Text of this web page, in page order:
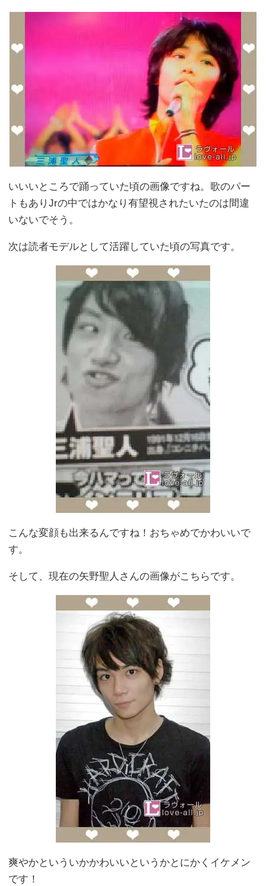
いいいところで踊っていた頃の画像ですね。歌のパー
トもありJrの中ではかなり有望視されたいたのは間違
いないでそう。
次は読者モデルとして活躍していた頃の写真です。
こんな変顔も出来るんですね！おちゃめでかわいいで
す。
そして、現在の矢野聖人さんの画像がこちらです。
爽やかといういかかわいいというかとにかくイケメン
です！